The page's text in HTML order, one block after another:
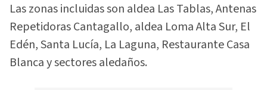
Las zonas incluidas son aldea Las Tablas, Antenas
Repetidoras Cantagallo, aldea Loma Alta Sur, El
Edén, Santa Lucía, La Laguna, Restaurante Casa
Blanca y sectores aledaños.